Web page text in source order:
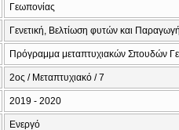
Γεωπονίας
Γενετική, Βελτίωση φυτών και
Πρόγραμμα μεταπτυχιακών Σπουδών
2ος / Μεταπτυχιακό / 7
2019 - 2020
Ενεργό